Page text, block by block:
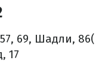
69, Шадли, 86(
17